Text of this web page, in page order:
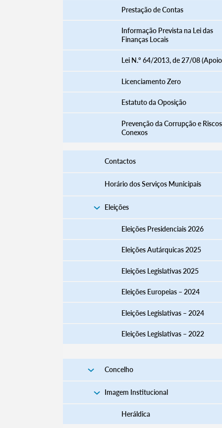
Termo de Pesquisa
Categorias gerais
Filtros
Prestação de Contas
Informação Prevista na Lei das
Finanças Locais
Lei N.º 64/2013, de 27/08
Licenciamento Zero
Estatuto da Oposição
Prevenção da Corrupção e Riscos
Conexos
Contactos
Horário dos Serviços Municipais
Eleições
Eleições Presidenciais 2026
Eleições Autárquicas 2025
Eleições Legislativas 2025
Eleições Europeias – 2024
Eleições Legislativas – 2024
Eleições Legislativas – 2022
Concelho
Imagem Institucional
Heráldica